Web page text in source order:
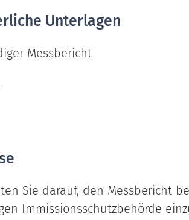
Unterlagen
Messbericht
Sie darauf, den Messbericht
Immissionsschutzbehörde